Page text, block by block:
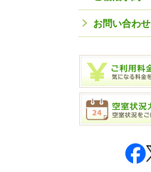
お問い合わせ